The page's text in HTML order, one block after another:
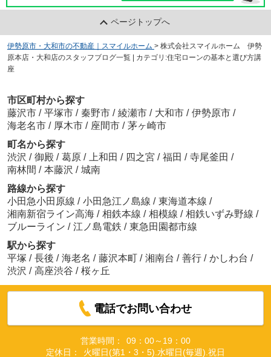
ページトップへ
伊勢原市・大和市の不動産｜スマイルホーム > 株式会社スマイルホーム 伊勢
原本店・大和店のスタッフブログ一覧 | カテゴリ:住宅ローンの基本と選び方講
座
市区町村から探す
藤沢市 / 平塚市 / 秦野市 / 綾瀬市 / 大和市 / 伊勢原市 /
海老名市 / 厚木市 / 座間市 / 茅ヶ崎市
町名から探す
渋沢 / 御殿 / 葛原 / 上和田 / 四之宮 / 福田 / 寺尾釜田 /
南林間 / 本藤沢 / 城南
路線から探す
小田急小田原線 / 小田急江ノ島線 / 東海道本線 /
湘南新宿ライン高海 / 相鉄本線 / 相模線 / 相鉄いずみ野線 /
ブルーライン / 江ノ島電鉄 / 東急田園都市線
駅から探す
平塚 / 長後 / 海老名 / 藤沢本町 / 湘南台 / 善行 / かしわ台 /
渋沢 / 高座渋谷 / 桜ヶ丘
電話でお問い合わせ
営業時間：
09：00～19：00
定休日：
火曜日(第1・3・5).水曜日(毎週).祝日